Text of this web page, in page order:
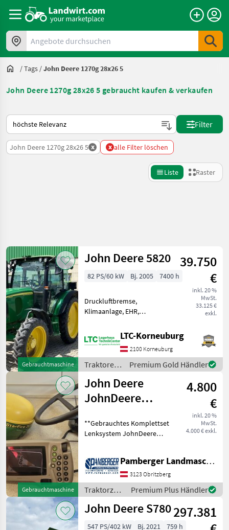
Angebote durchsuchen
/Tags /John Deere 1270g 28x26 5
John Deere 1270g 28x26 5 gebraucht kaufen & verkaufen
So wird auf Landwirt.com sortiert
Filter
John Deere 1270g 28x26 5 x x alle Filter löschen
Liste Raster
Kategorie 2 Land Filter
AKTUELLER
PFAD
John
Deere
1270g
28x26
5
KATEGORIE
Landtechnik
25
Forsttechnik
2
MARKTPLATZ
Marktplatz Händlerangebote Kleinanzeigen
Zurücksetzen
Ergebnisse
anzeigen
Gebrauchtmaschine
John Deere 5820
39.750
€
inkl. 20 %
MwSt.
33.125 €
exkl.
82 PS/60 kW Bj. 2005 7400 h
Druckluftbremse,
Klimaanlage, EHR,
Rücklauf, Außenbedienung
Heckzapfwelle, Radio,
Fahrzeugpapiere
vorhanden, Bolzengröße
Anhängevorrichtung (mm):
LTC-Korneuburg
2100 Korneuburg
Traktoren
/ John
Deere
Premium Gold Händler
Gebrauchtmaschine
John Deere
JohnDeere
Autotrac 200
Universal mit
4.800
€
inkl. 20 %
MwSt.
4.000 € exkl.
**Gebrauchtes Komplettset
Lenksystem JohnDeere
Starfire 3000 auf SF1
-)GreenStar 1800 Display
-)Lenkradmotor
Pamberger Landmaschinentechnik GmbH
3123 Obritzberg
Traktorzubehör
/ John
Deere
Premium Plus Händler
John Deere S780297.381
547 PS/402 kW Bj. 2021 759 h